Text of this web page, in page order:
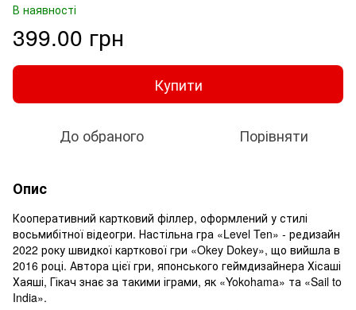
В наявності
399.00 грн
Купити
До обраного Порівняти
Опис
Кооперативний картковий філлер, оформлений у стилі
восьмибітної відеогри. Настільна гра «Level Ten» - редизайн
2022 року швидкої карткової гри «Okey Dokey», що вийшла в
2016 році. Автора цієї гри, японського геймдизайнера Хісаші
Хаяші, Гікач знає за такими іграми, як «Yokohama» та «Sail to
India».